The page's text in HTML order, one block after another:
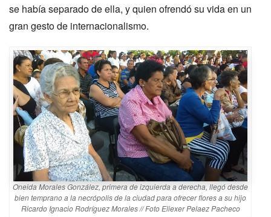
se había separado de ella, y quien ofrendó su vida en un
gran gesto de internacionalismo.
Oneida Morales González, primera de izquierda a derecha, llegó desde
bien temprano a la necrópolis de la ciudad para ofrecer flores a su hijo
Ricardo Ignacio Rodríguez Morales // Foto Eliexer Pelaez Pacheco